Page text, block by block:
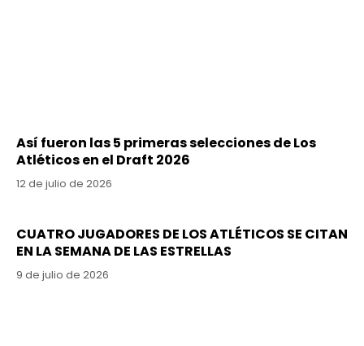
Así fueron las 5 primeras selecciones de Los
Atléticos en el Draft 2026
12 de julio de 2026
CUATRO JUGADORES DE LOS ATLÉTICOS SE CITAN
EN LA SEMANA DE LAS ESTRELLAS
9 de julio de 2026